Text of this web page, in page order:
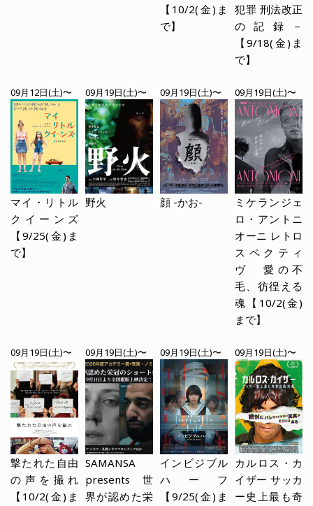
【10/2(金)ま
で】
犯罪 刑法改正
の記録－
【9/18(金)ま
で】
09月12日(土)〜
マイ・リトル
クイーンズ
【9/25(金)ま
で】
09月19日(土)〜
野火
09月19日(土)〜
顔 -かお-
09月19日(土)〜
ミケランジェ
ロ・アントニ
オーニ レトロ
スペクティ
ヴ 愛の不
毛、彷徨える
魂【10/2(金)
まで】
09月19日(土)〜
撃たれた自由
の声を撮れ
【10/2(金)ま
09月19日(土)〜
SAMANSA
presents 世
界が認めた栄
09月19日(土)〜
インビジブル
ハーフ
【9/25(金)ま
09月19日(土)〜
カルロス・カ
イザー サッカ
ー史上最も奇